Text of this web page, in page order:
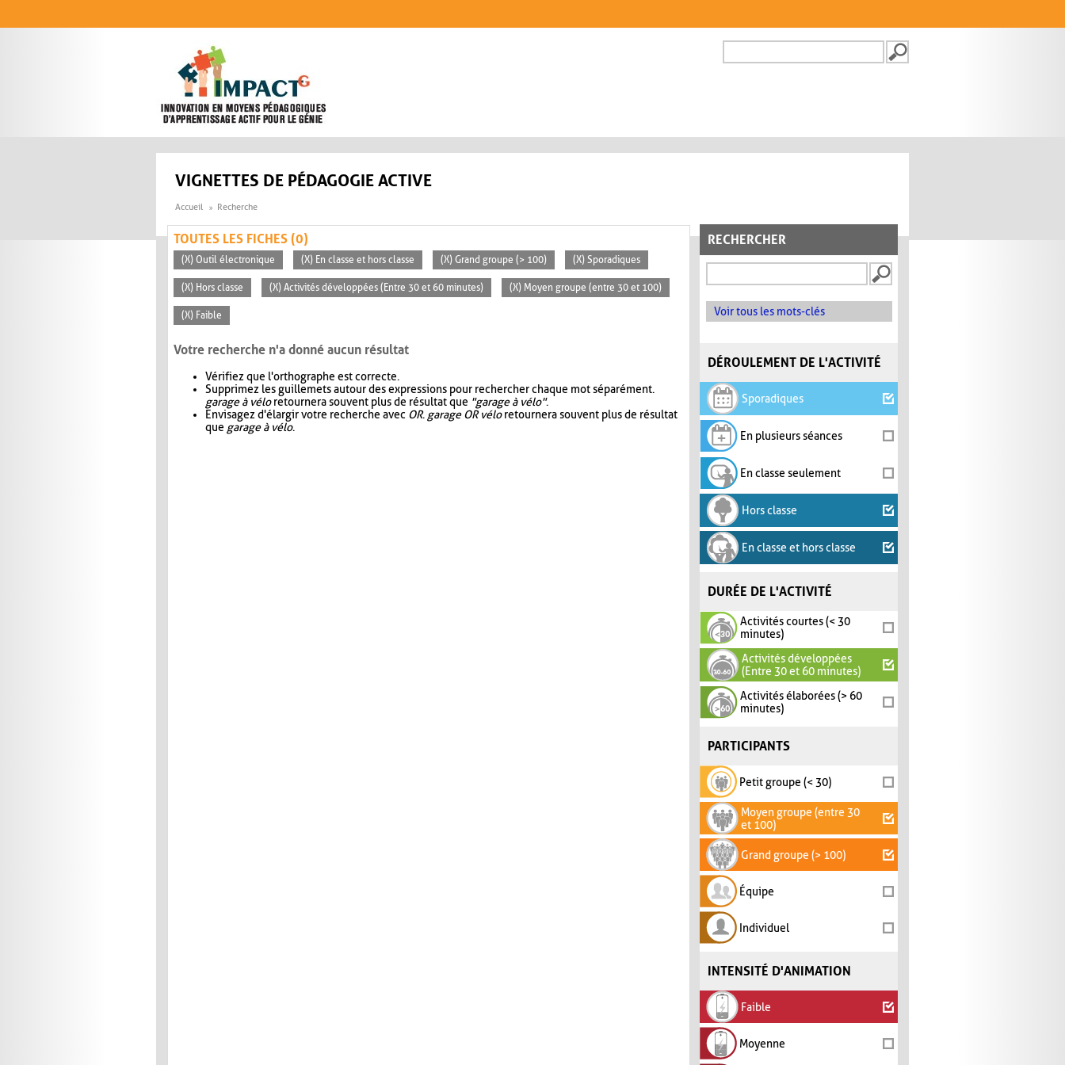
FORMULAIRE DE
VIGNETTES DE PÉDAGOGIE ACTIVE
Accueil Recherche
RECHERCHER
Voir tous les mots-clés
DÉROULEMENT DE L'ACTIVITÉ
Sporadiques
En plusieurs séances
En classe seulement
Hors classe
En classe et hors classe
DURÉE DE L'ACTIVITÉ
Activités courtes (< 30
minutes)
Activités développées
(Entre 30 et 60 minutes)
Activités élaborées (> 60
minutes)
PARTICIPANTS
Petit groupe (< 30)
Moyen groupe (entre 30
et 100)
Grand groupe (> 100)
Équipe
Individuel
INTENSITÉ D'ANIMATION
Faible
Moyenne
TOUTES LES FICHES (0)
(X) Outil électronique (X) En classe et hors classe (X) Grand groupe (> 100) (X) Sporadiques
(X) Hors classe (X) Activités développées (Entre 30 et 60 minutes) (X) Moyen groupe (entre 30 et 100)
(X) Faible
Votre recherche n'a donné aucun résultat
Vérifiez que l'orthographe est correcte.
Supprimez les guillemets autour des expressions pour rechercher chaque mot séparément.
garage à véloretournera souvent plus de résultat que "garage à vélo".
Envisagez d'élargir votre recherche avec OR. garage OR véloretournera souvent plus de résultat
que garage à vélo.